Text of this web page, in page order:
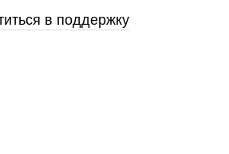
в поддержку